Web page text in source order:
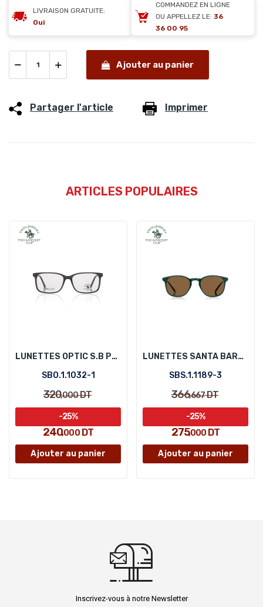
LIVRAISON GRATUITE:
Oui
COMMANDEZ EN LIGNE
OU APPELLEZ LE: 36
36 00 95
Ajouter au panier
Partager l'article Imprimer
ARTICLES POPULAIRES
LUNETTES OPTIC S.B POLO SBO.1.1032-1
SBO.1.1032-1
320,000DT
240,000DT
-25%
Ajouter au panier
LUNETTES SANTA BARBARA POLO SBS.1.1189-3
SBS.1.1189-3
366,667DT
275,000 DT
-25%
Ajouter au panier
Inscrivez-vous à notre Newsletter